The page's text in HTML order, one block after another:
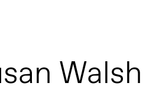
Walsh